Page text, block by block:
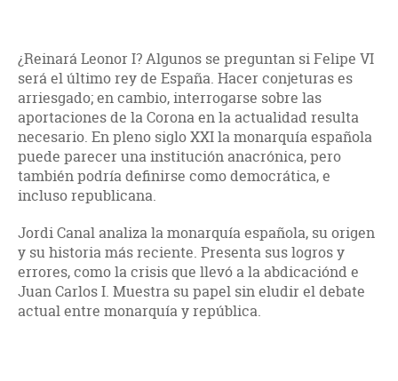
¿Reinará Leonor I? Algunos se preguntan si Felipe VI
será el último rey de España. Hacer conjeturas es
arriesgado; en cambio, interrogarse sobre las
aportaciones de la Corona en la actualidad resulta
necesario. En pleno siglo XXI la monarquía española
puede parecer una institución anacrónica, pero
también podría definirse como democrática, e
incluso republicana.
Jordi Canal analiza la monarquía española, su origen
y su historia más reciente. Presenta sus logros y
errores, como la crisis que llevó a la abdicaciónd e
Juan Carlos I. Muestra su papel sin eludir el debate
actual entre monarquía y república.